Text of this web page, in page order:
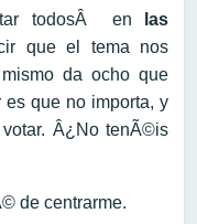
todosÂ en
las
que el tema nos
da ocho que
es que no importa, y
Â¿No tenÃ©is
de centrarme.